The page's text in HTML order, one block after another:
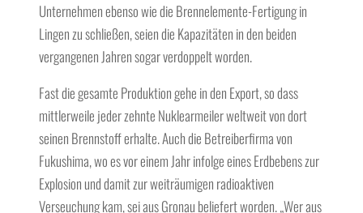
Unternehmen ebenso wie die Brennelemente-Fertigung in
Lingen zu schließen, seien die Kapazitäten in den beiden
vergangenen Jahren sogar verdoppelt worden.
Fast die gesamte Produktion gehe in den Export, so dass
mittlerweile jeder zehnte Nuklearmeiler weltweit von dort
seinen Brennstoff erhalte. Auch die Betreiberfirma von
Fukushima, wo es vor einem Jahr infolge eines Erdbebens zur
Explosion und damit zur weiträumigen radioaktiven
Verseuchung kam, sei aus Gronau beliefert worden. „Wer aus